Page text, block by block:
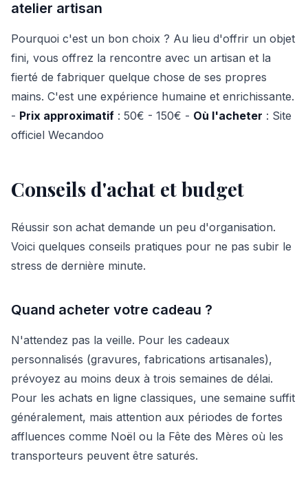
atelier artisan
Pourquoi c'est un bon choix ? Au lieu d'offrir un objet
fini, vous offrez la rencontre avec un artisan et la
fierté de fabriquer quelque chose de ses propres
mains. C'est une expérience humaine et enrichissante.
- Prix approximatif : 50€ - 150€ - Où l'acheter : Site
officiel Wecandoo
Conseils d'achat et budget
Réussir son achat demande un peu d'organisation.
Voici quelques conseils pratiques pour ne pas subir le
stress de dernière minute.
Quand acheter votre cadeau ?
N'attendez pas la veille. Pour les cadeaux
personnalisés (gravures, fabrications artisanales),
prévoyez au moins deux à trois semaines de délai.
Pour les achats en ligne classiques, une semaine suffit
généralement, mais attention aux périodes de fortes
affluences comme Noël ou la Fête des Mères où les
transporteurs peuvent être saturés.